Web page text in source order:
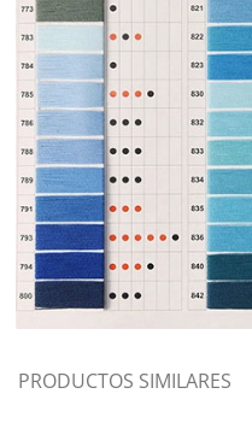
PRODUCTOS SIMILARES